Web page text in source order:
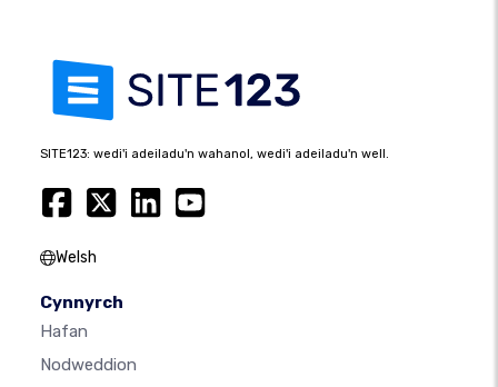
SITE123: wedi'i adeiladu'n wahanol, wedi'i adeiladu'n well.
Welsh
Cynnyrch
Hafan
Nodweddion